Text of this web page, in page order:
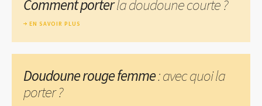
Comment porterla doudoune courte ?
EN SAVOIR PLUS
Doudoune rouge femme: avec quoi la
porter ?